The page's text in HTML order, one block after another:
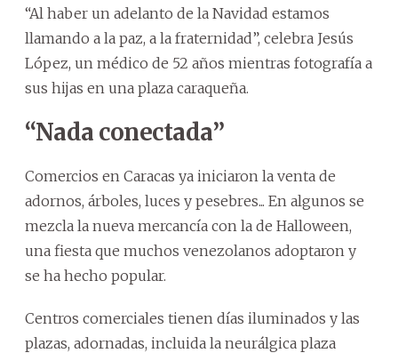
“Al haber un adelanto de la Navidad estamos
llamando a la paz, a la fraternidad”, celebra Jesús
López, un médico de 52 años mientras fotografía a
sus hijas en una plaza caraqueña.
“Nada conectada”
Comercios en Caracas ya iniciaron la venta de
adornos, árboles, luces y pesebres... En algunos se
mezcla la nueva mercancía con la de Halloween,
una fiesta que muchos venezolanos adoptaron y
se ha hecho popular.
Centros comerciales tienen días iluminados y las
plazas, adornadas, incluida la neurálgica plaza